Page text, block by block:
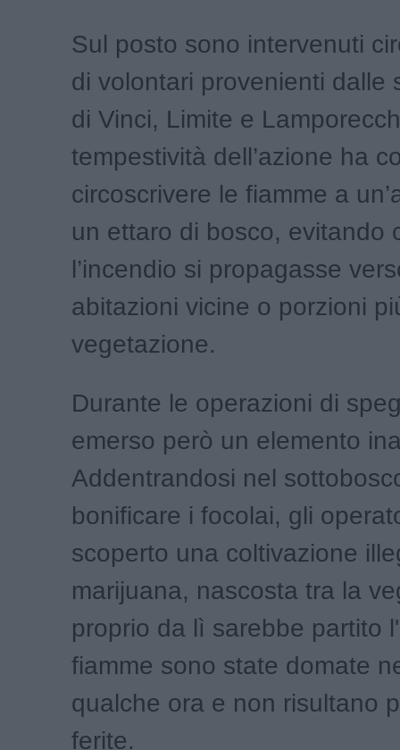
Sul posto sono intervenuti
di volontari provenienti dalle
di Vinci, Limite e
tempestività dell’azione ha
circoscrivere le fiamme a
un ettaro di bosco, evitando
l’incendio si propagasse
abitazioni vicine o porzioni
vegetazione.
Durante le operazioni di
emerso però un elemento
Addentrandosi nel
bonificare i focolai, gli
scoperto una coltivazione
marijuana, nascosta tra la
proprio da lì sarebbe partito
fiamme sono state domate
qualche ora e non risultano
ferite.